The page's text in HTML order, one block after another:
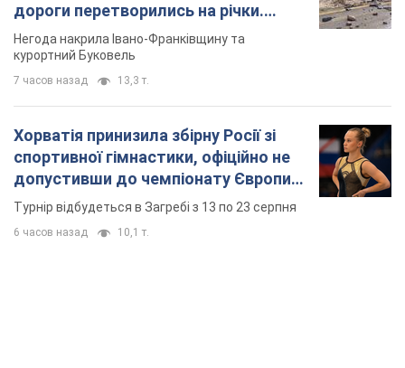
дороги перетворились на річки.
Відео
Негода накрила Івано-Франківщину та
курортний Буковель
7 часов назад 13,3 т.
Хорватія принизила збірну Росії зі
спортивної гімнастики, офіційно не
допустивши до чемпіонату Європи
основних спортсменів
Турнір відбудеться в Загребі з 13 по 23 серпня
6 часов назад 10,1 т.